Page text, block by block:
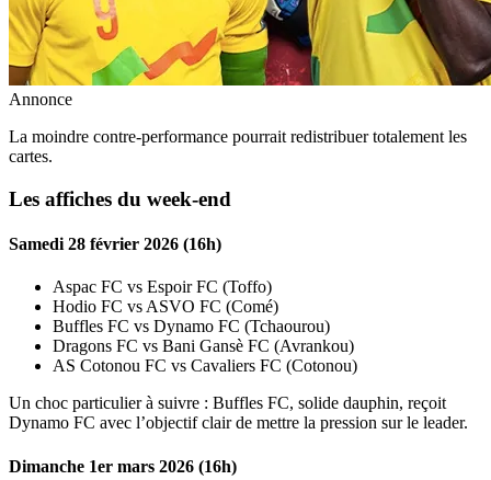
Annonce
La moindre contre-performance pourrait redistribuer totalement les
cartes.
Les affiches du week-end
Samedi 28 février 2026 (16h)
Aspac FC vs Espoir FC (Toffo)
Hodio FC vs ASVO FC (Comé)
Buffles FC vs Dynamo FC (Tchaourou)
Dragons FC vs Bani Gansè FC (Avrankou)
AS Cotonou FC vs Cavaliers FC (Cotonou)
Un choc particulier à suivre : Buffles FC, solide dauphin, reçoit
Dynamo FC avec l’objectif clair de mettre la pression sur le leader.
Dimanche 1er mars 2026 (16h)